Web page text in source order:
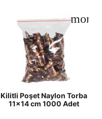
Kilitli Poşet Naylon Torba
11x14 cm 1000 Adet